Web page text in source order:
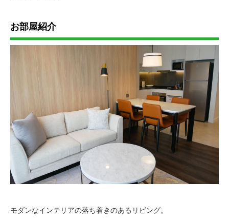
お部屋紹介
モダンなインテリアの落ち着きのあるリビング。